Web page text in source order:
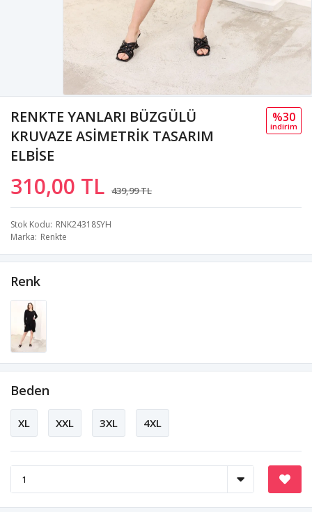
RENKTE YANLARI BÜZGÜLÜ
KRUVAZE ASİMETRİK TASARIM
ELBİSE
310,00 TL 439,99 TL
%30
i̇ndi̇ri̇m
Stok Kodu RNK24318SYH
Marka Renkte
Renk
Beden
XL XXL 3XL 4XL